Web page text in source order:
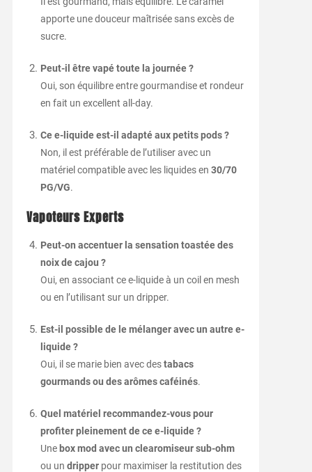
apporte une douceur maîtrisée sans excès de
sucre.
Peut-il être vapé toute la journée ?
Oui, son équilibre entre gourmandise et rondeur
en fait un excellent all-day.
Ce e-liquide est-il adapté aux petits pods ?
Non, il est préférable de l’utiliser avec un
matériel compatible avec les liquides en 30/70
PG/VG.
Vapoteurs Experts
Peut-on accentuer la sensation toastée des
noix de cajou ?
Oui, en associant ce e-liquide à un coil en mesh
ou en l’utilisant sur un dripper.
Est-il possible de le mélanger avec un autre e-
liquide ?
Oui, il se marie bien avec destabacs
gourmands ou des arômes caféinés.
Quel matériel recommandez-vous pour
profiter pleinement de ce e-liquide ?
Une box mod avec un clearomiseur sub-ohm
ou un dripperpour maximiser la restitution des